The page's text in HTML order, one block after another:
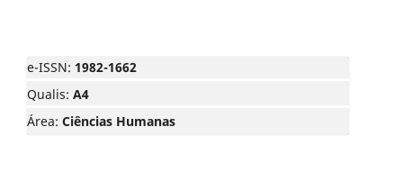
e-ISSN: 1982-1662
Qualis: A4
Área: Ciências Humanas